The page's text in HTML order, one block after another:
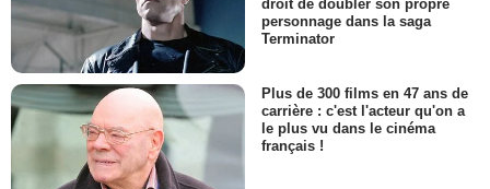
droit de doubler son propre
personnage dans la saga
Terminator
Plus de 300 films en 47 ans de
carrière : c'est l'acteur qu'on a
le plus vu dans le cinéma
français !